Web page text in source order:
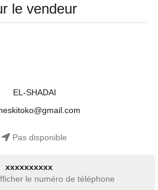
le vendeur
EL-SHADAI
Pas disponible
xxxxxxxxxx
le numéro de téléphone